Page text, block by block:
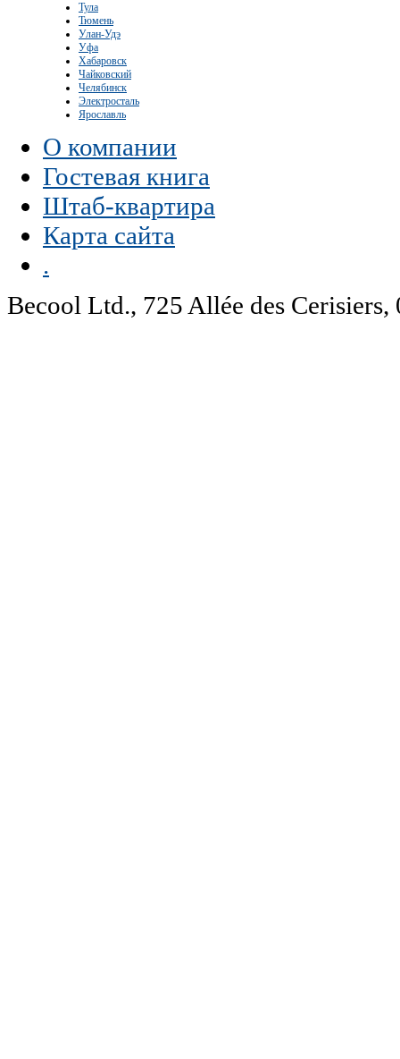
Тула
Тюмень
Улан-Удэ
Уфа
Хабаровск
Чайковский
Челябинск
Электросталь
Ярославль
О компании
Гостевая книга
Штаб-квартира
Карта сайта
.
Becool Ltd., 725 Allée des